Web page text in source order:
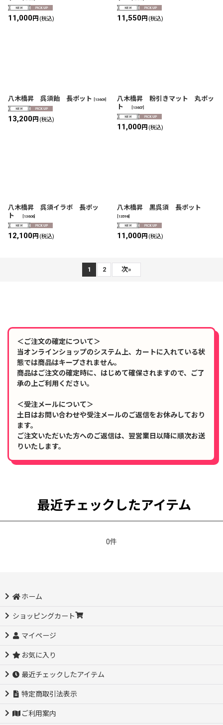
11,000円 (税込) 11,550円 (税込)
八木橋昇 呉須飴 長ポット 13609
13,200円 (税込)
八木橋昇 粉引きマット 丸ポッ
ト
13607
11,000円 (税込)
八木橋昇 呉須イラボ 長ポッ
ト
13606]
12,100円 (税込)
八木橋昇 黒呉須 長ポット
13598]
11,000円 (税込)
1 2 次»
＜ご注文の確定について＞
当オンラインショップのシステム上、カートに入れている状
態では商品はキープされません。
商品はご注文の確定時に、はじめて確保されますので、ご了
承の上ご利用ください。
＜受注メールについて＞
土日はお問い合わせや受注メールのご返信をお休みしており
ます。
ご注文いただいた方へのご返信は、翌営業日以降に順次お送
りいたします。
最近チェックしたアイテム
0件
ホーム
ショッピングカート
マイページ
お気に入り
最近チェックしたアイテム
特定商取引法表示
ご利用案内